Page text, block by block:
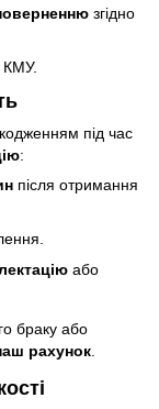
згідно
КМУ.
під час
:
після отримання
або
браку або
рахунок